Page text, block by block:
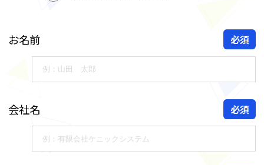
お名前 必須
会社名 必須